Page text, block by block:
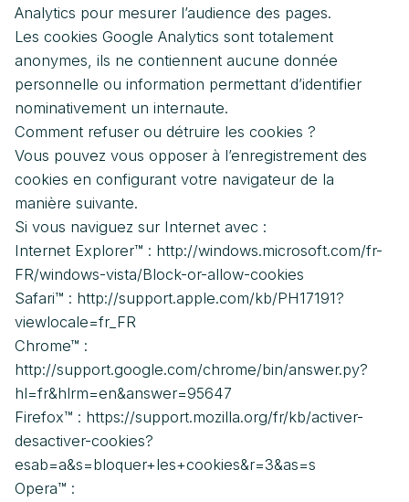
Analytics pour mesurer l’audience des pages.
Les cookies Google Analytics sont totalement
anonymes, ils ne contiennent aucune donnée
personnelle ou information permettant d’identifier
nominativement un internaute.
Comment refuser ou détruire les cookies ?
Vous pouvez vous opposer à l’enregistrement des
cookies en configurant votre navigateur de la
manière suivante.
Si vous naviguez sur Internet avec :
Internet Explorer™ : http://windows.microsoft.com/fr-
FR/windows-vista/Block-or-allow-cookies
Safari™ : http://support.apple.com/kb/PH17191?
viewlocale=fr_FR
Chrome™ :
http://support.google.com/chrome/bin/answer.py?
hl=fr&hlrm=en&answer=95647
Firefox™ : https://support.mozilla.org/fr/kb/activer-
desactiver-cookies?
esab=a&s=bloquer+les+cookies&r=3&as=s
Opera™ :